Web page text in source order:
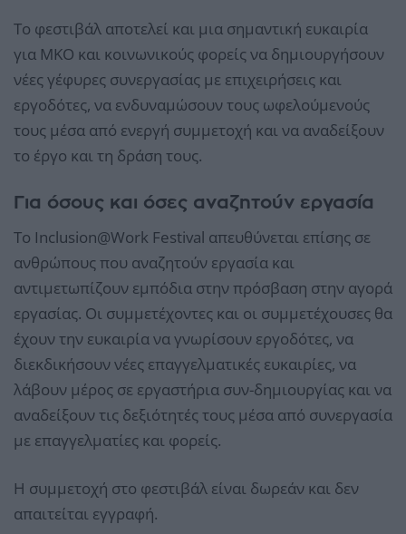
Το φεστιβάλ αποτελεί και μια σημαντική ευκαιρία
για ΜΚΟ και κοινωνικούς φορείς να δημιουργήσουν
νέες γέφυρες συνεργασίας με επιχειρήσεις και
εργοδότες, να ενδυναμώσουν τους ωφελούμενούς
τους μέσα από ενεργή συμμετοχή και να αναδείξουν
το έργο και τη δράση τους.
Για όσους και όσες αναζητούν εργασία
Το Inclusion@Work Festival απευθύνεται επίσης σε
ανθρώπους που αναζητούν εργασία και
αντιμετωπίζουν εμπόδια στην πρόσβαση στην αγορά
εργασίας. Οι συμμετέχοντες και οι συμμετέχουσες θα
έχουν την ευκαιρία να γνωρίσουν εργοδότες, να
διεκδικήσουν νέες επαγγελματικές ευκαιρίες, να
λάβουν μέρος σε εργαστήρια συν-δημιουργίας και να
αναδείξουν τις δεξιότητές τους μέσα από συνεργασία
με επαγγελματίες και φορείς.
Η συμμετοχή στο φεστιβάλ είναι δωρεάν και δεν
απαιτείται εγγραφή.